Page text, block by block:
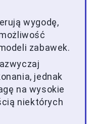
wygodę,
zabawek.
jednak
na wysokie
niektórych